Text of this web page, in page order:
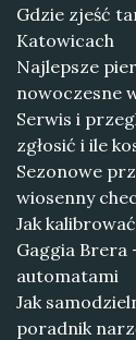
Gdzie zjeść
Katowicach
Najlepsze
nowoczesne
Serwis i
zgłosić i ile
Sezonowe
wiosenny
Jak
Gaggia
automatami
Jak
poradnik